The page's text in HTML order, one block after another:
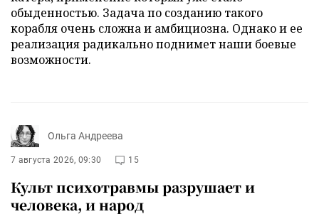
обыденностью. Задача по созданию такого
корабля очень сложна и амбициозна. Однако и ее
реализация радикально поднимет наши боевые
возможности.
Ольга Андреева
7 августа 2026, 09:30 15
Культ психотравмы разрушает и
человека, и народ